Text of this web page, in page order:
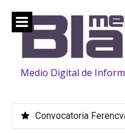
contenido
Medio Digital de